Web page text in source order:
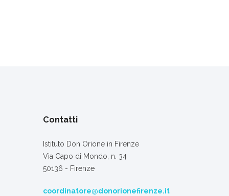
Contatti
Istituto Don Orione in Firenze
Via Capo di Mondo, n. 34
50136 - Firenze
coordinatore@donorionefirenze.it